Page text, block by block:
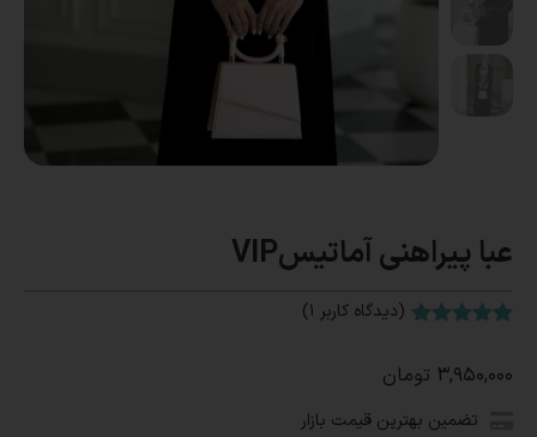
عبا پیراهنی آماتیسVIP
مشتری
(دیدگاه کاربر 1
)
۳,۹۵۰,۰۰۰ تومان
تضمین بهترین قیمت بازار